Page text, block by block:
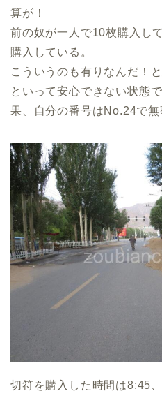
算が！
前の奴が一人で10枚購入し
購入している。
こういうのも有りなんだ！
といって安心できない状態
果、自分の番号はNo.24で無
切符を購入した時間は8:45